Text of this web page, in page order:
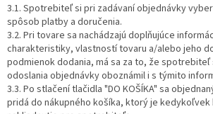
3.1. Spotrebiteľ si pri zadávaní objednávky
spôsob platby a doručenia.
3.2. Pri tovare sa nachádzajú doplňujúce
charakteristiky, vlastností tovaru a/alebo jeho
podmienok dodania, má sa za to, že spotrebiteľ
odoslania objednávky oboznámil i s týmito
3.3. Po stlačení tlačidla "DO KOŠÍKA" sa
pridá do nákupného košíka, ktorý je kedykoľvek